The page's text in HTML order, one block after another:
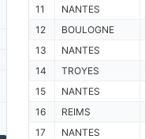
11
NANTES
12
BOULOGNE
13
NANTES
14
TROYES
15
NANTES
16
REIMS
17
NANTES